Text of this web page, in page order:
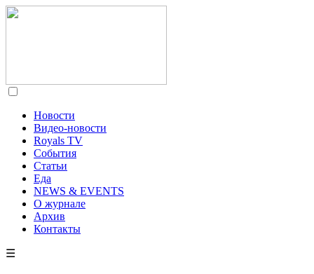
Новости
Видео-новости
Royals TV
События
Статьи
Еда
NEWS & EVENTS
О журнале
Архив
Контакты
☰